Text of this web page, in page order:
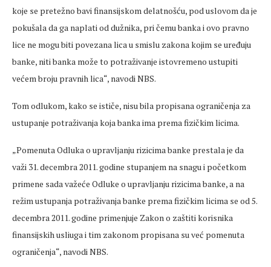
koje se pretežno bavi finansijskom delatnošću, pod uslovom da je
pokušala da ga naplati od dužnika, pri čemu banka i ovo pravno
lice ne mogu biti povezana lica u smislu zakona kojim se uređuju
banke, niti banka može to potraživanje istovremeno ustupiti
većem broju pravnih lica“, navodi NBS.
Tom odlukom, kako se ističe, nisu bila propisana ograničenja za
ustupanje potraživanja koja banka ima prema fizičkim licima.
„Pomenuta Odluka o upravljanju rizicima banke prestala je da
važi 31. decembra 2011. godine stupanjem na snagu i početkom
primene sada važeće Odluke o upravljanju rizicima banke, a na
režim ustupanja potraživanja banke prema fizičkim licima se od 5.
decembra 2011. godine primenjuje Zakon o zaštiti korisnika
finansijskih usliuga i tim zakonom propisana su već pomenuta
ograničenja“, navodi NBS.